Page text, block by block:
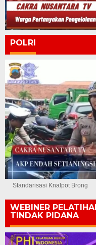
POLRI
Standarisasi Knalpot Brong
WEBINER
TINDAK PIDANA